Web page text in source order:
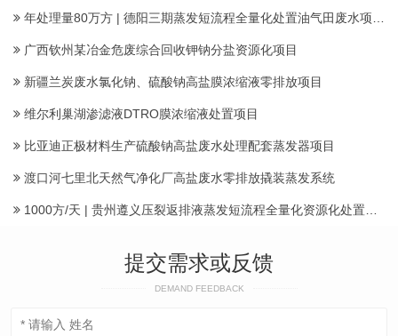
年处理量80万方 | 德阳三期蒸发短流程全量化处置油气田废水项目顺利投产
广西钦州某冶金危废综合回收钾钠分盐资源化项目
新疆兰炭废水氯化钠、硫酸钠高盐膜浓缩液零排放项目
维尔利巢湖渗滤液DTRO膜浓缩液处置项目
比亚迪正极材料生产硫酸钠高盐废水处理配套蒸发器项目
渡口河七里北天然气净化厂高盐废水零排放撬装蒸发系统
1000方/天 | 贵州遵义压裂返排液蒸发短流程全量化资源化处置项目建成投运产水
提交需求或反馈
DEMAND FEEDBACK